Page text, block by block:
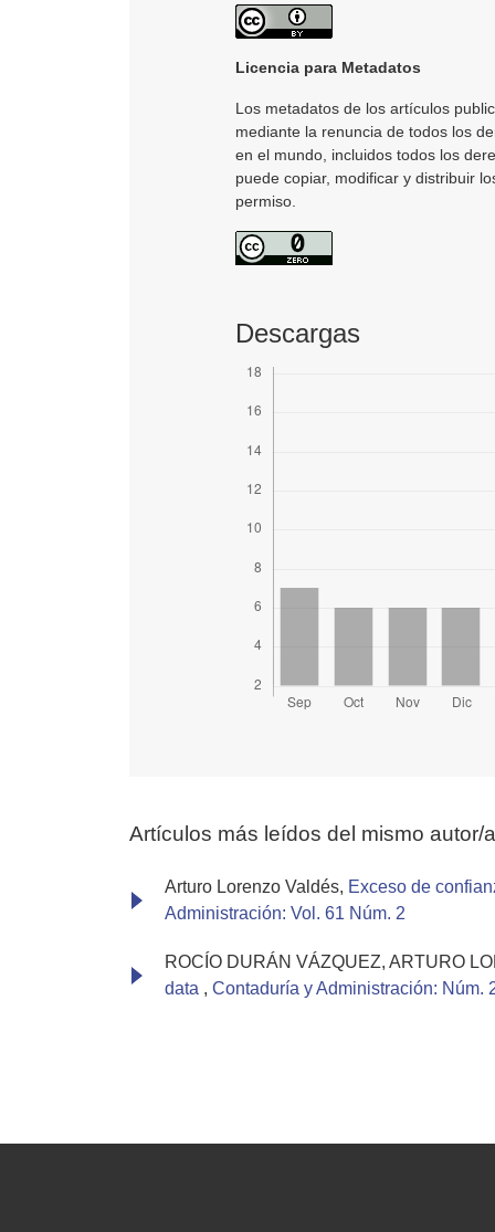
Licencia para Metadatos
Los metadatos de los artículos
mediante la renuncia de todos los
en el mundo, incluidos todos los
puede copiar, modificar y distribuir
permiso.
Descargas
Artículos más leídos del mismo autor/a
Arturo Lorenzo Valdés, Exceso de
Administración: Vol. 61 Núm. 2
ROCÍO DURÁN VÁZQUEZ, ARTURO
data , Contaduría y Administración: Núm.